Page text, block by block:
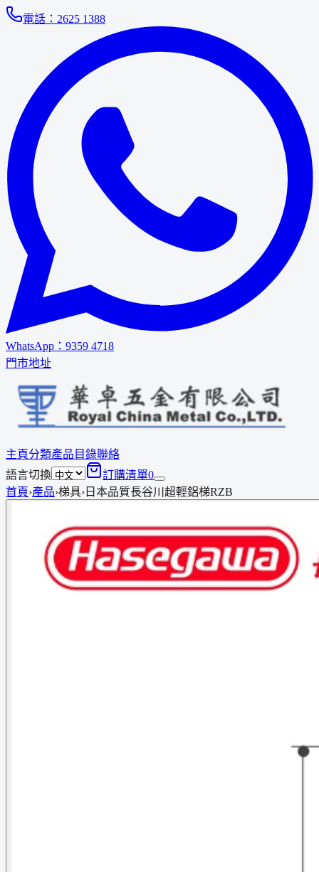
電話： 2625 1388
WhatsApp： 9359 4718
門市地址
主頁分類產品 目錄聯絡
語言切換
訂購清單0
首頁›產品›梯具› 日本品質長谷川超輕鋁梯RZB